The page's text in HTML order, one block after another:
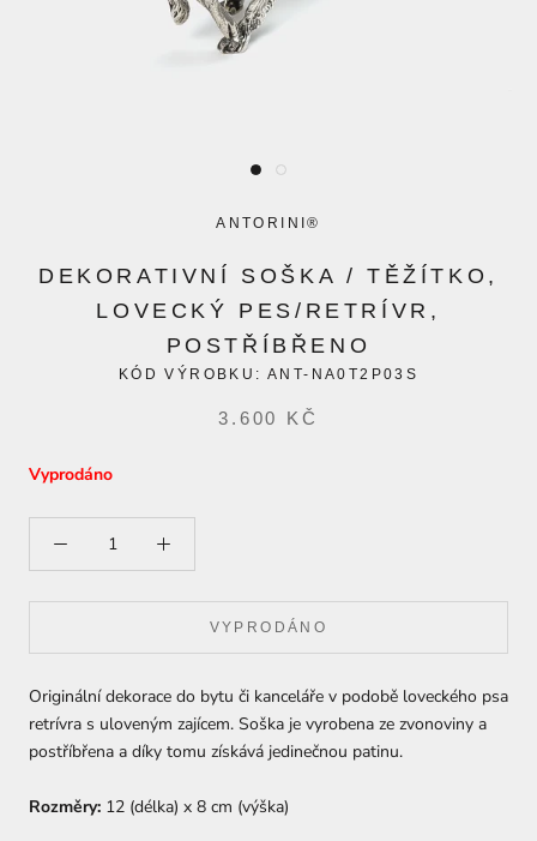
ANTORINI®
DEKORATIVNÍ SOŠKA / TĚŽÍTKO,
LOVECKÝ PES/RETRÍVR,
POSTŘÍBŘENO
KÓD VÝROBKU: ANT-NA0T2P03S
3.600 KČ
Vyprodáno
VYPRODÁNO
Originální dekorace do bytu či kanceláře v podobě loveckého psa
retrívra s uloveným zajícem. Soška je vyrobena ze zvonoviny a
postříbřena a díky tomu získává jedinečnou patinu.
Rozměry: 12 (délka) x 8 cm (výška)